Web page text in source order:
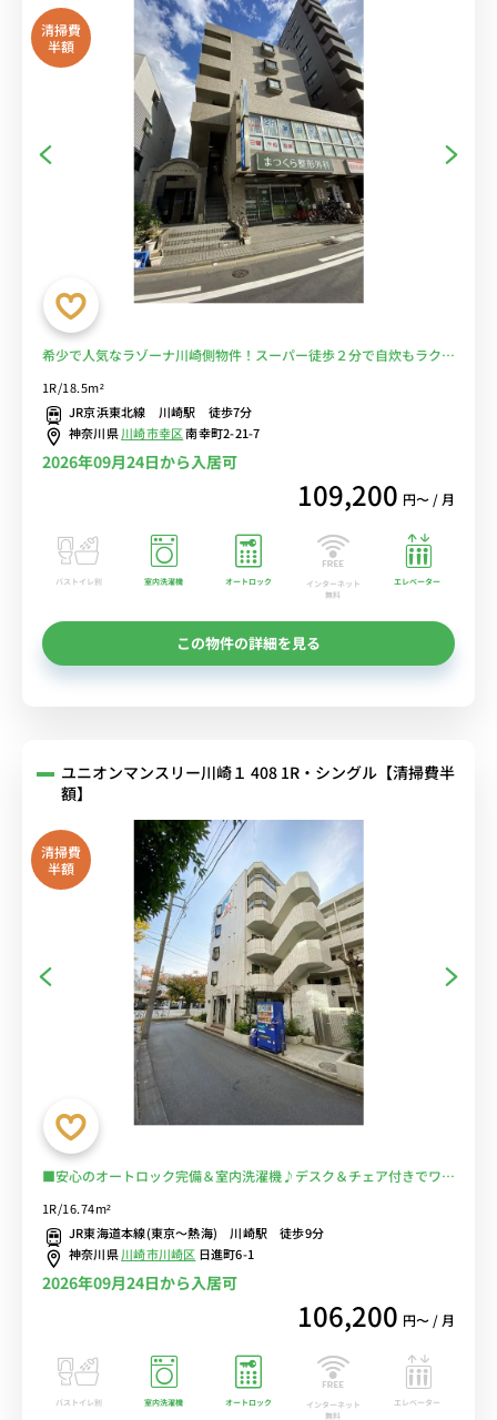
清掃費
半額
希少で人気なラゾーナ川崎側物件！スーパー徒歩２分で自炊もラクラ
1R/18.5m²
JR京浜東北線 川崎駅 徒歩7分
神奈川県川崎市幸区南幸町2-21-7
2026年09月24日から入居可
109,200 円〜 / 月
バストイレ別 室内洗濯機 オートロック
インターネット
無料
エレベーター
この物件の詳細を見る
ユニオンマンスリー川崎１ 408 1R・シングル【清掃費半
額】
清掃費
半額
■安心のオートロック完備＆室内洗濯機♪デスク＆チェア付きでワー
京・秋葉原・横浜まで乗換なし/ショッピングモール「LA
CITTADELA」もすぐ近く■選べるWi-Fi格安レンタル中！
1R/16.74m²
JR東海道本線(東京～熱海) 川崎駅 徒歩9分
神奈川県川崎市川崎区 日進町6-1
2026年09月24日から入居可
106,200 円〜 / 月
バストイレ別 室内洗濯機 オートロック
インターネット
無料
エレベーター